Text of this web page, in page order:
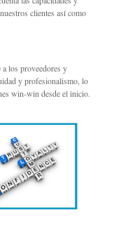
clientes así como
los proveedores y
y profesionalismo, lo
win-win desde el inicio.